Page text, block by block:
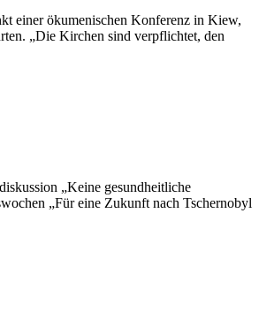
einer ökumenischen Konferenz in Kiew,
„Die Kirchen sind verpflichtet, den
„Keine gesundheitliche
„Für eine Zukunft nach Tschernobyl